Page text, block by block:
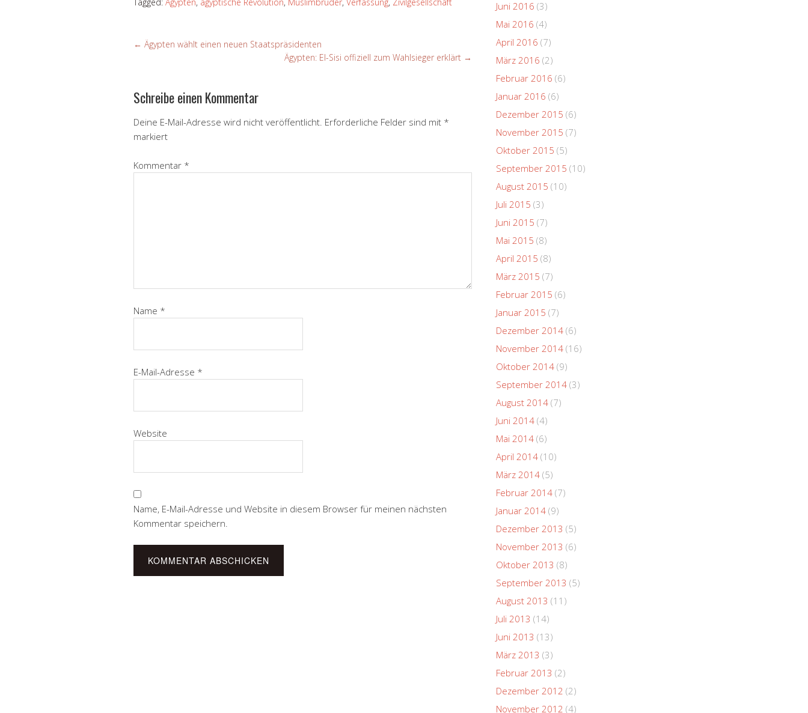
← Ägypten wählt einen neuen Staatspräsidenten
Ägypten: El-Sisi offiziell zum Wahlsieger erklärt →
Schreibe einen Kommentar
Deine E-Mail-Adresse wird nicht veröffentlicht. Erforderliche Felder sind mit *
markiert
Kommentar *
Name *
E-Mail-Adresse *
Website
Name, E-Mail-Adresse und Website in diesem Browser für meinen nächsten
Kommentar speichern.
Juni 2016 (3)
Mai 2016 (4)
April 2016 (7)
März 2016 (2)
Februar 2016 (6)
Januar 2016 (6)
Dezember 2015 (6)
November 2015 (7)
Oktober 2015 (5)
September 2015 (10)
August 2015 (10)
Juli 2015 (3)
Juni 2015 (7)
Mai 2015 (8)
April 2015 (8)
März 2015 (7)
Februar 2015 (6)
Januar 2015 (7)
Dezember 2014 (6)
November 2014 (16)
Oktober 2014 (9)
September 2014 (3)
August 2014 (7)
Juni 2014 (4)
Mai 2014 (6)
April 2014 (10)
März 2014 (5)
Februar 2014 (7)
Januar 2014 (9)
Dezember 2013 (5)
November 2013 (6)
Oktober 2013 (8)
September 2013 (5)
August 2013 (11)
Juli 2013 (14)
Juni 2013 (13)
März 2013 (3)
Februar 2013 (2)
Dezember 2012 (2)
November 2012 (4)